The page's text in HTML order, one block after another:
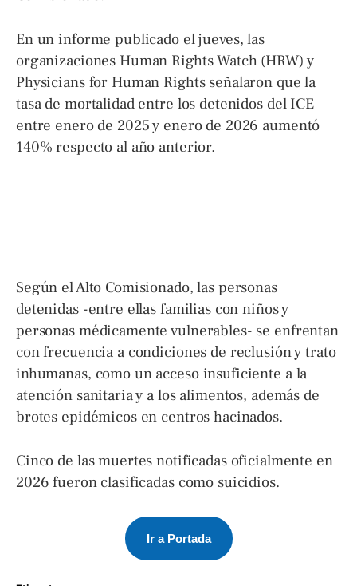
En un informe publicado el jueves, las
organizaciones Human Rights Watch (HRW) y
Physicians for Human Rights señalaron que la
tasa de mortalidad entre los detenidos del ICE
entre enero de 2025 y enero de 2026 aumentó
140% respecto al año anterior.
Según el Alto Comisionado, las personas
detenidas -entre ellas familias con niños y
personas médicamente vulnerables- se enfrentan
con frecuencia a condiciones de reclusión y trato
inhumanas, como un acceso insuficiente a la
atención sanitaria y a los alimentos, además de
brotes epidémicos en centros hacinados.
Cinco de las muertes notificadas oficialmente en
2026 fueron clasificadas como suicidios.
Ir a Portada